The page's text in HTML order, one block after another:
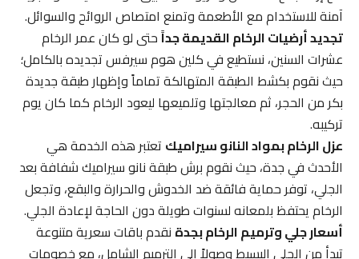
آمنة للاستخدام مع الأطعمة وتمنع امتصاص الروائح والسوائل.
تجديد أرضيات الرخام القديمة جداًحتى لو كان عمر الرخام
عشرات السنين، نستطيع في كلين هوم سيرفس تجديده بالكامل؛
حيث نقوم بكشط الطبقة المتهالكة تماماً وإظهار طبقة جديدة
بكر من الحجر، ثم معالجتها وتلميعها ليعود الرخام كما كان يوم
تركيبه.
عزل الرخام بمواد النانو سيراميكتعتبر هذه الخدمة هي
الأحدث في جدة، حيث نقوم برش طبقة نانو سيراميك شفافة بعد
الجلي، توفر حماية فائقة ضد الخدوش والحرارة والبقع، وتجعل
الرخام يحتفظ بلمعانه لسنوات طويلة دون الحاجة لإعادة الجلي.
أسعار جلي وترميم الرخام بجدةنقدم باقات سعرية متنوعة
تبدأ من الجلي البسيط وصولاً إلى الترميم الشامل، مع خصومات